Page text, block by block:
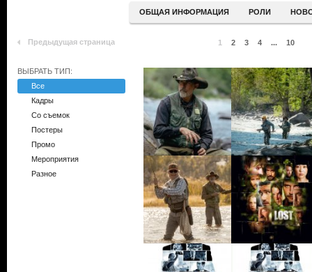
ОБЩАЯ ИНФОРМАЦИЯ РОЛИ
Предыдущая страница 1 2 3 4 ... 10
ВЫБРАТЬ ТИП:
Все
Кадры
Со съемок
Постеры
Промо
Мероприятия
Разное